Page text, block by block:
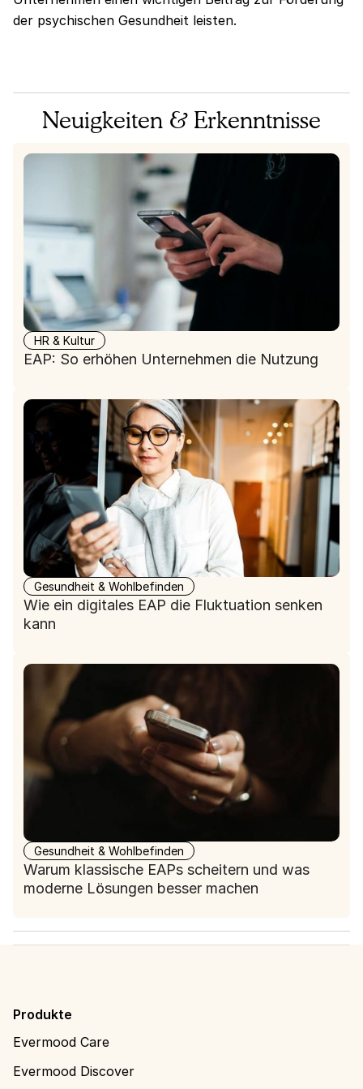
der psychischen Gesundheit leisten.
Neuigkeiten & Erkenntnisse
HR & Kultur
EAP: So erhöhen Unternehmen die Nutzung
Gesundheit & Wohlbefinden
Wie ein digitales EAP die Fluktuation senken
kann
Gesundheit & Wohlbefinden
Warum klassische EAPs scheitern und was
moderne Lösungen besser machen
Produkte
Evermood Care
Evermood Discover